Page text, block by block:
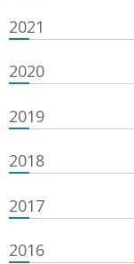
2021
2020
2019
2018
2017
2016